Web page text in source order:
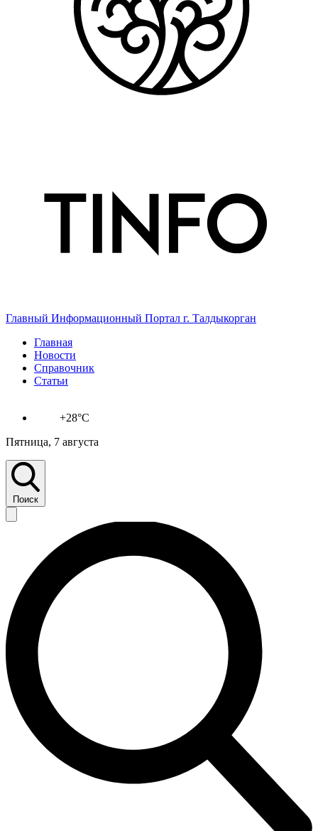
Главный Информационный Портал г. Талдыкорган
Главная
Новости
Справочник
Статьи
+28°C
Пятница, 7 августа
Поиск